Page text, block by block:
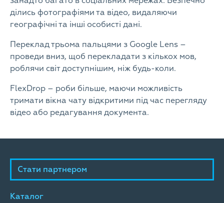
ділись фотографіями та відео, видаляючи
географічні та інші особисті дані.
Переклад трьома пальцями з Google Lens –
проведи вниз, щоб перекладати з кількох мов,
роблячи світ доступнішим, ніж будь-коли.
FlexDrop – роби більше, маючи можливість
тримати вікна чату відкритими під час перегляду
відео або редагування документа.
Стати партнером
Каталог